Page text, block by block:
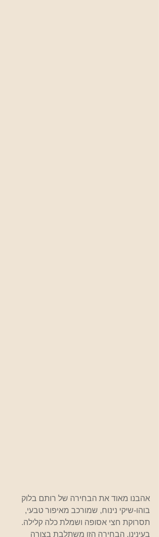
אהבנו מאוד את הבחירה של רותם בלוק
בוהו-שיקי נינוח, שמורכב מאיפור טבעי,
תסרוקת חצי אסופה ושמלת כלה קלילה.
בעינינו, הבחירה הזו משתלבת בצורה